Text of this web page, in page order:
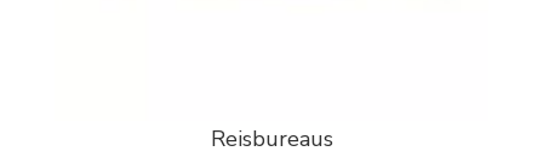
Reisbureaus